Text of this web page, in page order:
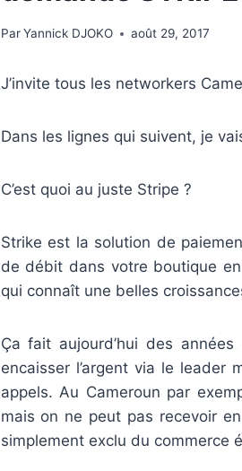
Par Yannick DJOKO août 29, 2017
J’invite tous les networkers
Dans les lignes qui suivent, je
C’est quoi au juste Stripe ?
Strike est la solution de
de débit dans votre boutique
qui connaît une belles
Ça fait aujourd’hui des
encaisser l’argent via le leader
appels. Au Cameroun par
mais on ne peut pas recevoir
simplement exclu du commerce